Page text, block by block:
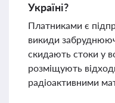
Україні?
Платниками є
викиди
скидають стоки у
розміщують
радіоактивними